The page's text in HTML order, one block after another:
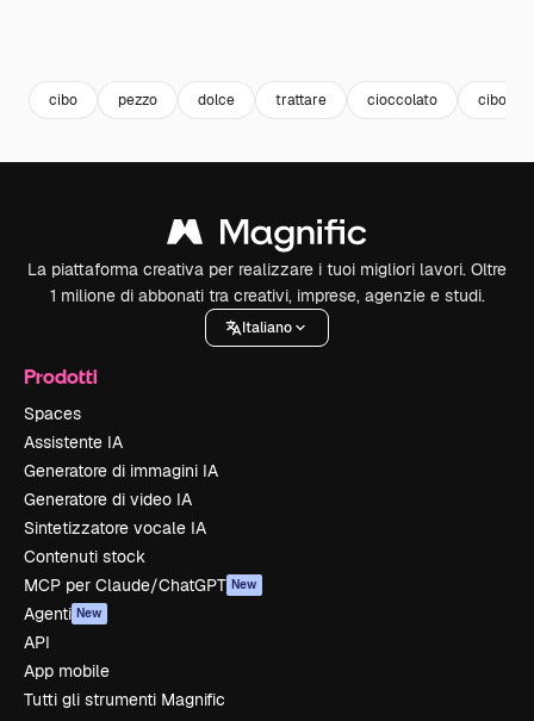
cibo pezzo dolce trattare cioccolato cibo e
La piattaforma creativa per realizzare i tuoi migliori lavori. Oltre
1 milione di abbonati tra creativi, imprese, agenzie e studi.
Italiano
Prodotti
Spaces
Assistente IA
Generatore di immagini IA
Generatore di video IA
Sintetizzatore vocale IA
Contenuti stock
MCP per Claude/ChatGPT New
Agenti New
API
App mobile
Tutti gli strumenti Magnific